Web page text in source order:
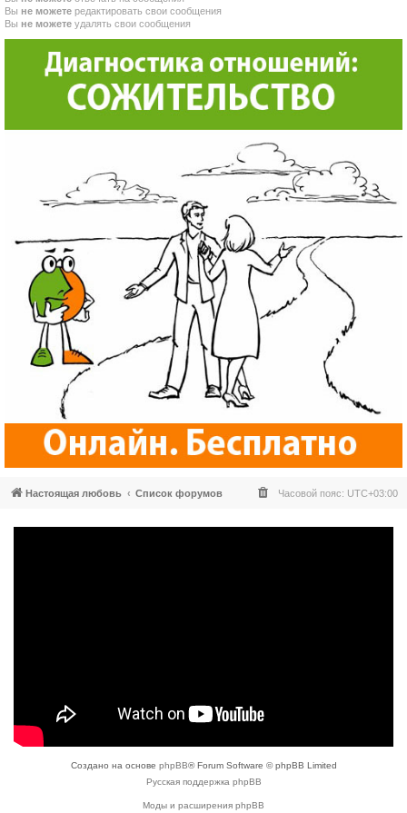
Вы не можете редактировать свои сообщения
Вы не можете удалять свои сообщения
Настоящая любовь Список форумов Часовой пояс: UTC+03:00
Создано на основе phpBB® Forum Software © phpBB Limited
Русская поддержка phpBB
Моды и расширения phpBB